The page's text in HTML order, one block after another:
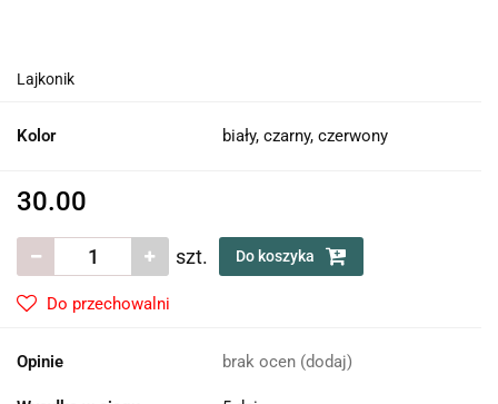
Lajkonik
Kolor biały, czarny, czerwony
30.00
szt. Do koszyka
Do przechowalni
Opinie brak ocen (dodaj)